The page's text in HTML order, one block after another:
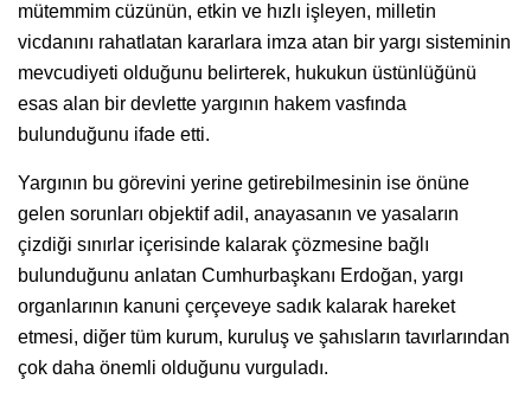
mütemmim cüzünün, etkin ve hızlı işleyen, milletin
vicdanını rahatlatan kararlara imza atan bir yargı sisteminin
mevcudiyeti olduğunu belirterek, hukukun üstünlüğünü
esas alan bir devlette yargının hakem vasfında
bulunduğunu ifade etti.
Yargının bu görevini yerine getirebilmesinin ise önüne
gelen sorunları objektif adil, anayasanın ve yasaların
çizdiği sınırlar içerisinde kalarak çözmesine bağlı
bulunduğunu anlatan Cumhurbaşkanı Erdoğan, yargı
organlarının kanuni çerçeveye sadık kalarak hareket
etmesi, diğer tüm kurum, kuruluş ve şahısların tavırlarından
çok daha önemli olduğunu vurguladı.